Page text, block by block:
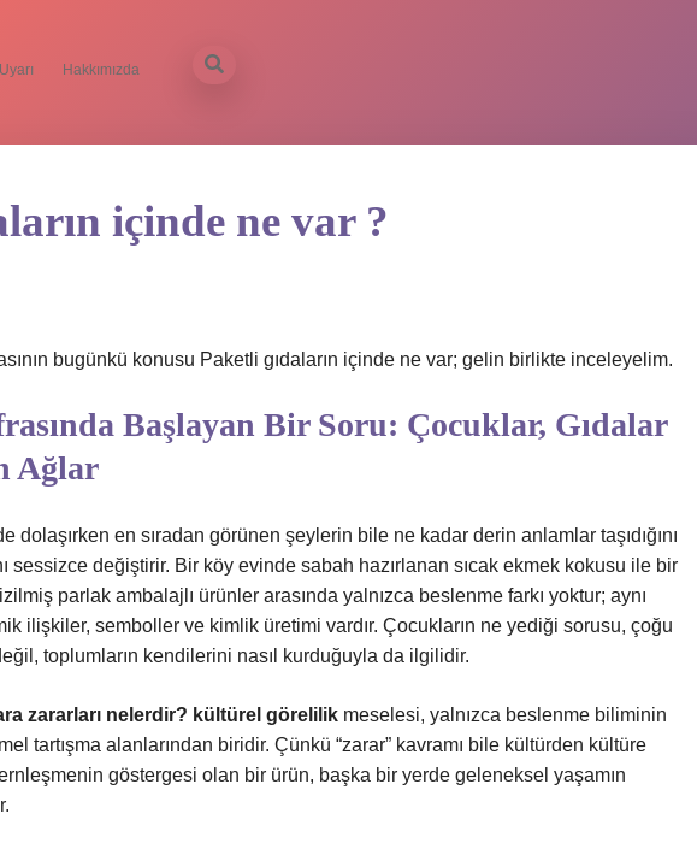
Hakkımızda
içinde ne var ?
bugünkü konusu Paketli gıdaların içinde ne var; gelin birlikte inceleyelim.
Başlayan Bir Soru: Çocuklar, Gıdalar
Ağlar
dolaşırken en sıradan görünen şeylerin bile ne kadar derin anlamlar taşıdığını
sessizce değiştirir. Bir köy evinde sabah hazırlanan sıcak ekmek kokusu ile bir
parlak ambalajlı ürünler arasında yalnızca beslenme farkı yoktur; aynı
ilişkiler, semboller ve kimlik üretimi vardır. Çocukların ne yediği sorusu, çoğu
toplumların kendilerini nasıl kurduğuyla da ilgilidir.
zararları nelerdir? kültürel görelilik meselesi, yalnızca beslenme biliminin
tartışma alanlarından biridir. Çünkü “zarar” kavramı bile kültürden kültüre
göstergesi olan bir ürün, başka bir yerde geleneksel yaşamın